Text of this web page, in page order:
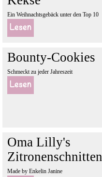
Ein Weihnachtsgebäck unter den Top 10
Lesen
Bounty-Cookies
Schmeckt zu jeder Jahreszeit
Lesen
Oma Lilly's
Zitronenschnitten
Made by Enkelin Janine